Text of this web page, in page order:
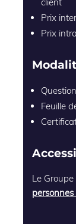
Prix
Prix
Feuille
Le